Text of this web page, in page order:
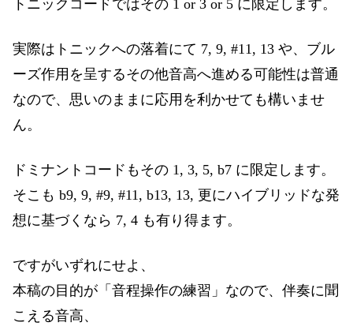
トニックコードではその 1 or 3 or 5 に限定します。
実際はトニックへの落着にて 7, 9, #11, 13 や、ブル
ーズ作用を呈するその他音高へ進める可能性は普通
なので、思いのままに応用を利かせても構いませ
ん。
ドミナントコードもその 1, 3, 5, b7 に限定します。
そこも b9, 9, #9, #11, b13, 13, 更にハイブリッドな発
想に基づくなら 7, 4 も有り得ます。
ですがいずれにせよ、
本稿の目的が「音程操作の練習」なので、伴奏に聞
こえる音高、